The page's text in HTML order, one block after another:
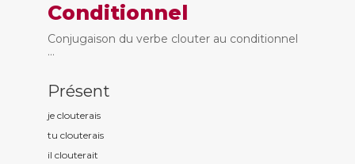
Conditionnel
Conjugaison du verbe clouter au conditionnel
...
Présent
je clouterais
tu clouterais
il clouterait